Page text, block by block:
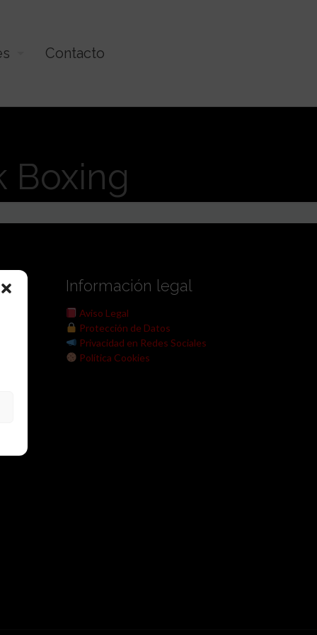
Contacto
Boxing
Información legal
Aviso Legal
Protección de Datos
Privacidad en Redes Sociales
Política Cookies